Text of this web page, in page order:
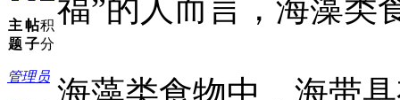
主
题
帖
子
积
分
管理员
福”的人而言，海藻类